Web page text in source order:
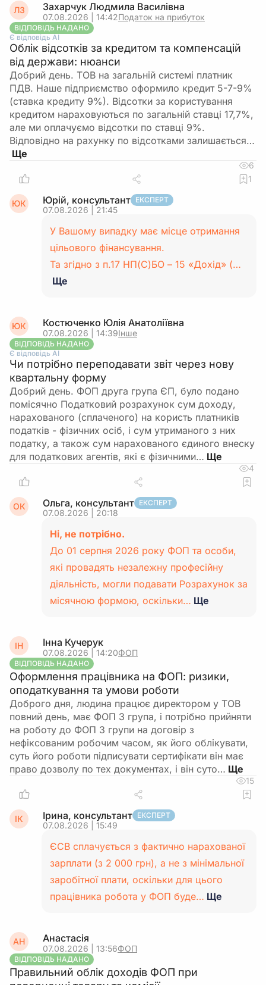
ЛЗ Захарчук Людмила Василівна
07.08.2026 | 14:42Податок на прибуток
ВІДПОВІДЬ НАДАНО
Є відповідь АІ
Облік відсотків за кредитом та компенсацій
від держави: нюанси
Добрий день. ТОВ на загальній системі платник
ПДВ. Наше підприємство оформило кредит 5-7-9%
(ставка кредиту 9%). Відсотки за користування
кредитом нараховуються по загальній ставці 17,7%,
але ми оплачуємо відсотки по ставці 9%.
Відповідно на рахунку по відсотками залишається…
6
1
ЮК Юрій, консультант ЕКСПЕРТ
07.08.2026 | 21:45
У Вашому випадку має місце отримання
цільового фінансування.
Та згідно з п.17 НП(С)БО – 15 «Дохід» (…
Ще
ЮК Костюченко Юлія Анатоліївна
07.08.2026 | 14:39Інше
ВІДПОВІДЬ НАДАНО
Є відповідь АІ
Чи потрібно переподавати звіт через нову
квартальну форму
Добрий день. ФОП друга група ЄП, було подано
помісячно Податковий розрахунок сум доходу,
нарахованого (сплаченого) на користь платників
податків - фізичних осіб, і сум утриманого з них
податку, а також сум нарахованого єдиного внеску
для податкових агентів, які є фізичними…
4
ОК Ольга, консультант ЕКСПЕРТ
07.08.2026 | 20:18
Ні, не потрібно.
До 01 серпня 2026 року ФОП та особи,
які провадять незалежну професійну
діяльність, могли подавати Розрахунок за
місячною формою, оскільки… Ще
ІН Інна Кучерук
07.08.2026 | 14:20ФОП
ВІДПОВІДЬ НАДАНО
Оформлення працівника на ФОП: ризики,
оподаткування та умови роботи
Доброго дня, людина працює директором у ТОВ
повний день, має ФОП 3 група, і потрібно прийняти
на роботу до ФОП 3 групи на договір з
нефіксованим робочим часом, як його облікувати,
суть його роботи підписувати сертифікати він має
право дозволу по тех документах, і він суто…
15
ІК Ірина, консультант ЕКСПЕРТ
07.08.2026 | 15:49
ЄСВ сплачується з фактично нарахованої
зарплати (з 2 000 грн), а не з мінімальної
заробітної плати, оскільки для цього
працівника робота у ФОП буде… Ще
АН Анастасія
07.08.2026 | 13:56ФОП
ВІДПОВІДЬ НАДАНО
Правильний облік доходів ФОП при